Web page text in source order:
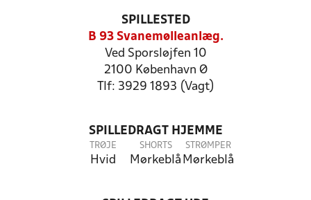
SPILLESTED
B 93 Svanemølleanlæg.
Ved Sporsløjfen 10
2100 København Ø
Tlf: 3929 1893 (Vagt)
SPILLEDRAGT HJEMME
TRØJE
Hvid
SHORTS
Mørkeblå
STRØMPER
Mørkeblå